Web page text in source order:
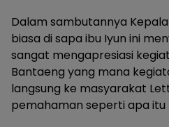
Dalam sambutannya
biasa di sapa ibu Iyun ini
sangat mengapresiasi
Bantaeng yang mana
langsung ke masyarakat
pemahaman seperti apa itu